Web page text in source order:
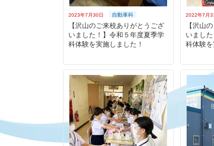
2023年7月30日 自動車科
【沢山のご来校ありがとうござ
いました！】令和５年度夏季学
科体験を実施しました！
2022年7月
【沢山
いまし
科体験を